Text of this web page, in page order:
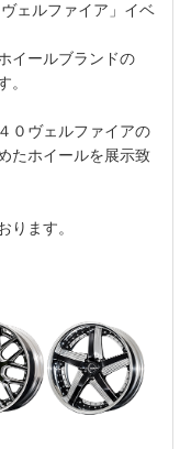
ェルファイア」イベ
イールブランドの
。
０ヴェルファイアの
たホイールを展示致
ります。